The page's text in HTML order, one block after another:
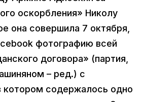
оскорбления» Николу
она совершила 7 октября,
фотографию всей
договора» (партия,
– ред.) с
содержалось одно